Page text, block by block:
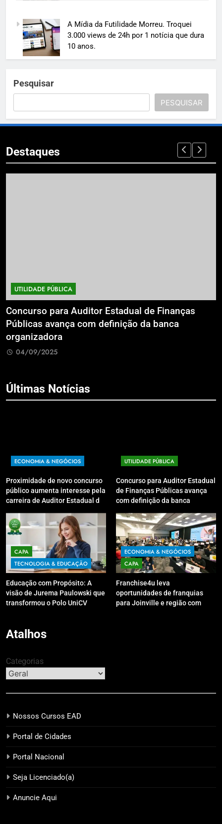
A Mídia da Futilidade Morreu. Troquei
3.000 views de 24h por 1 notícia que dura
10 anos.
Pesquisar
PESQUISAR
Destaques
UTILIDADE PÚBLICA
Concurso para Auditor Estadual de Finanças
Públicas avança com definição da banca
organizadora
04/09/2025
Últimas Notícias
ECONOMIA & NEGÓCIOS
Proximidade de novo concurso
público aumenta interesse pela
carreira de Auditor Estadual de
Youtube irá sanar dúvidas
UTILIDADE PÚBLICA
Concurso para Auditor Estadual
de Finanças Públicas avança
com definição da banca
CAPA
TECNOLOGIA & EDUCAÇÃO
Educação com Propósito: A
visão de Jurema Paulowski que
transformou o Polo UniCV
ECONOMIA & NEGÓCIOS
CAPA
Franchise4u leva
oportunidades de franquias
para Joinville e região com
Atalhos
Categorias
Nossos Cursos EAD
Portal de Cidades
Portal Nacional
Seja Licenciado(a)
Anuncie Aqui